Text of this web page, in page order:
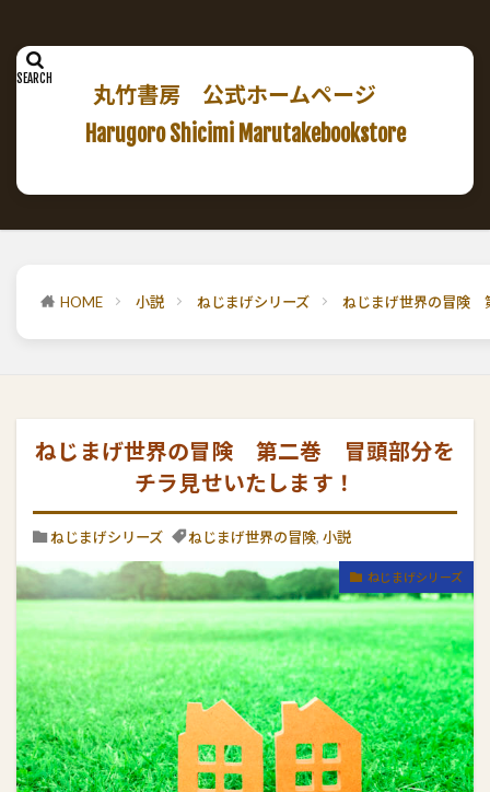
丸竹書房 公式ホームページ
Harugoro Shicimi Marutakebookstore
HOME 小説 ねじまげシリーズ ねじまげ世界の冒険
ねじまげ世界の冒険 第二巻 冒頭部分を
チラ見せいたします！
ねじまげシリーズ ねじまげ世界の冒険, 小説
ねじまげシリーズ